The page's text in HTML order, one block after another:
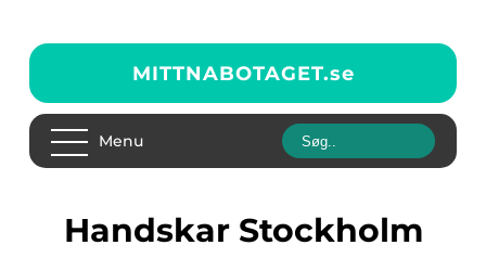
MITTNABOTAGET.se
Menu
Handskar Stockholm